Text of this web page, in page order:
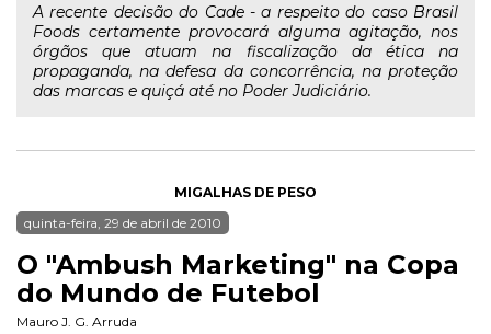
A recente decisão do Cade - a respeito do caso Brasil
Foods certamente provocará alguma agitação, nos
órgãos que atuam na fiscalização da ética na
propaganda, na defesa da concorrência, na proteção
das marcas e quiçá até no Poder Judiciário.
MIGALHAS DE PESO
quinta-feira, 29 de abril de 2010
O "Ambush Marketing" na Copa
do Mundo de Futebol
Mauro J. G. Arruda